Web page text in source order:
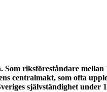
riksföreståndare
centralmakt, som ofta
självständighet under